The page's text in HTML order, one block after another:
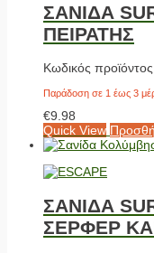
ΣΑΝΙΔΑ
ΠΕΙΡΑΤΗΣ
Κωδικός
Παράδοση σε 1 έως 3
€9.98
Quick View
ΣΑΝΙΔΑ
ΣΕΡΦΕΡ